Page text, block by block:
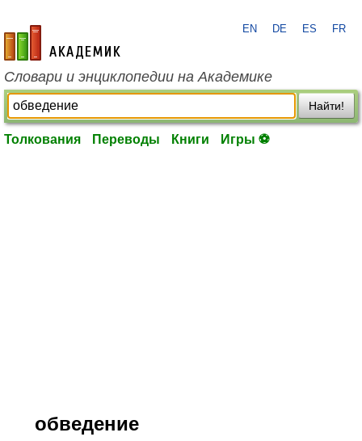
academic.ru
EN DE ES FR
Словари и энциклопедии на Академике
Найти!
Толкования Переводы Книги Игры ⚽
обведение